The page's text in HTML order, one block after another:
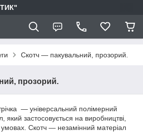
Скотч — пакувальний, прозорий.
прозорий.
— універсальний полімерний
який застосовується на виробництві,
Скотч — незамінний матеріал